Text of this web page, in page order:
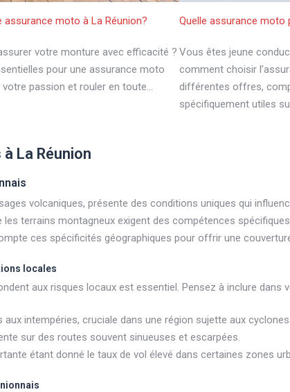
moto à La Réunion?
votre monture avec efficacité ?
pour une assurance moto
passion et rouler en toute…
Quelle assurance moto
Vous êtes jeune
comment choisir
différentes offres,
spécifiquement utiles
La Réunion
volcaniques, présente des conditions uniques qui
terrains montagneux exigent des compétences
ces spécificités géographiques pour offrir une
locales
aux risques locaux est essentiel. Pensez à inclure dans
intempéries, cruciale dans une région sujette aux cyclones.
sur des routes souvent sinueuses et escarpées.
étant donné le taux de vol élevé dans certaines zones